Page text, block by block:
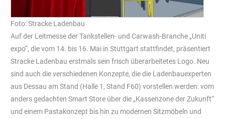
Foto: Stracke Ladenbau
Auf der Leitmesse der Tankstellen- und Carwash-Branche „Uniti
expo“, die vom 14. bis 16. Mai in Stuttgart stattfindet, präsentiert
Stracke Ladenbau erstmals sein frisch überarbeitetes Logo. Neu
sind auch die verschiedenen Konzepte, die die Ladenbauexperten
aus Dessau am Stand (Halle 1, Stand F60) vorstellen werden: vom
anders gedachten Smart Store über die „Kassenzone der Zukunft“
und einem Pastakonzept bis hin zu modernen Sitzmöbeln und